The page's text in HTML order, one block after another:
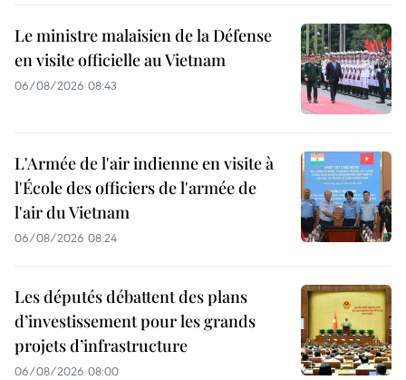
Le ministre malaisien de la Défense
en visite officielle au Vietnam
06/08/2026 08:43
L'Armée de l'air indienne en visite à
l'École des officiers de l'armée de
l'air du Vietnam
06/08/2026 08:24
Les députés débattent des plans
d’investissement pour les grands
projets d’infrastructure
06/08/2026 08:00